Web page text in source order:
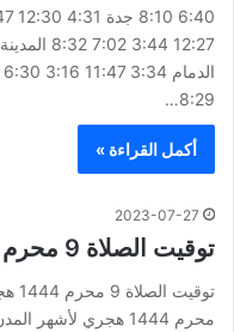
8:29…
أكمل القراءة »
2023-07-27
توقيت الصلاة 9 محرم 1444 هجري
محرم 1444 هجري